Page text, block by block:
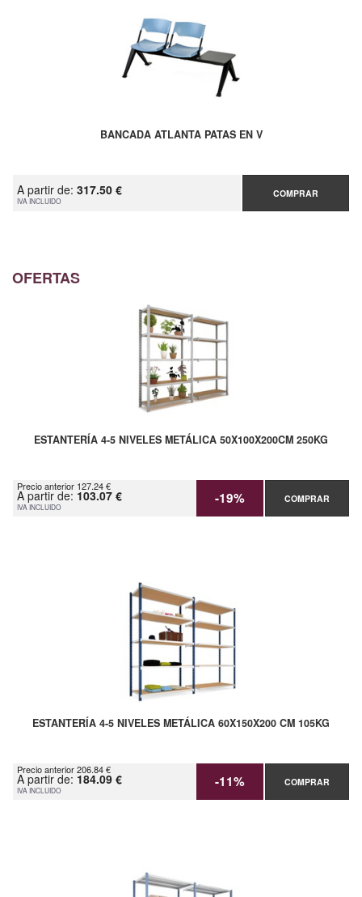
BANCADA ATLANTA PATAS EN V
A partir de: 317.50 €
IVA INCLUIDO
COMPRAR
OFERTAS
ESTANTERÍA 4-5 NIVELES METÁLICA 50X100X200CM 250KG
Precio anterior 127.24 €
A partir de: 103.07 €
IVA INCLUIDO -19% COMPRAR
ESTANTERÍA 4-5 NIVELES METÁLICA 60X150X200 CM 105KG
Precio anterior 206.84 €
A partir de: 184.09 €
IVA INCLUIDO -11% COMPRAR